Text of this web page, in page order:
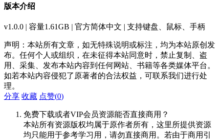
版本介绍
v1.0.0 | 容量1.61GB | 官方简体中文 | 支持键盘、鼠标、手柄
声明：本站所有文章，如无特殊说明或标注，均为本站原创发
布。任何个人或组织，在未征得本站同意时，禁止复制、盗
用、采集、发布本站内容到任何网站、书籍等各类媒体平台。
如若本站内容侵犯了原著者的合法权益，可联系我们进行处
理。
分享 收藏 点赞(0)
免费下载或者VIP会员资源能否直接商用？
本站所有资源版权均属于原作者所有，这里所提供资源
均只能用于参考学习用，请勿直接商用。若由于商用引